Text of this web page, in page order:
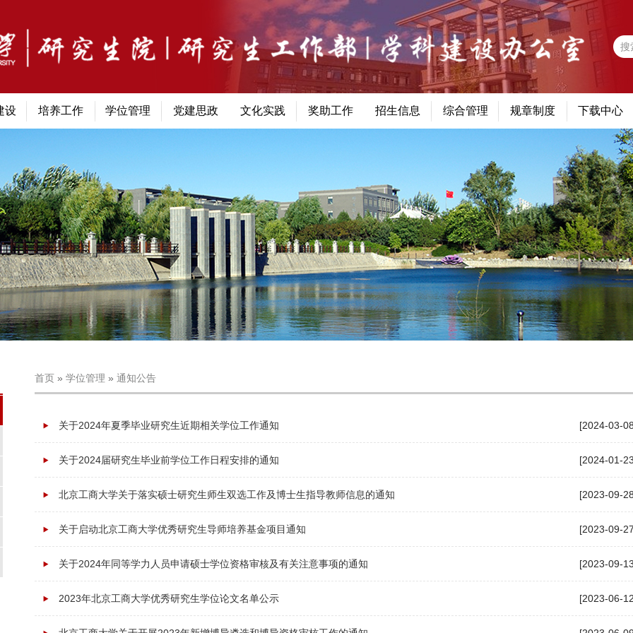
设 培养工作 学位管理 党建思政 文化实践 奖助工作 招生信息 综合管理 规章制度 下载中心
首页 » 学位管理 » 通知公告
关于2024年夏季毕业研究生近期相关学位工作通知 [2024-03-
关于2024届研究生毕业前学位工作日程安排的通知 [2024-01-
北京工商大学关于落实硕士研究生师生双选工作及博士生指导教师信息的通知 [2023-09-
关于启动北京工商大学优秀研究生导师培养基金项目通知 [2023-09-
关于2024年同等学力人员申请硕士学位资格审核及有关注意事项的通知 [2023-09-
2023年北京工商大学优秀研究生学位论文名单公示 [2023-06-